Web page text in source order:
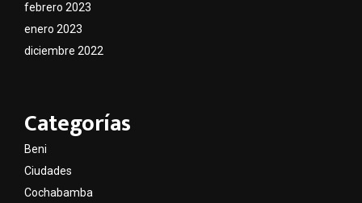
febrero 2023
enero 2023
diciembre 2022
Categorías
Beni
Ciudades
Cochabamba